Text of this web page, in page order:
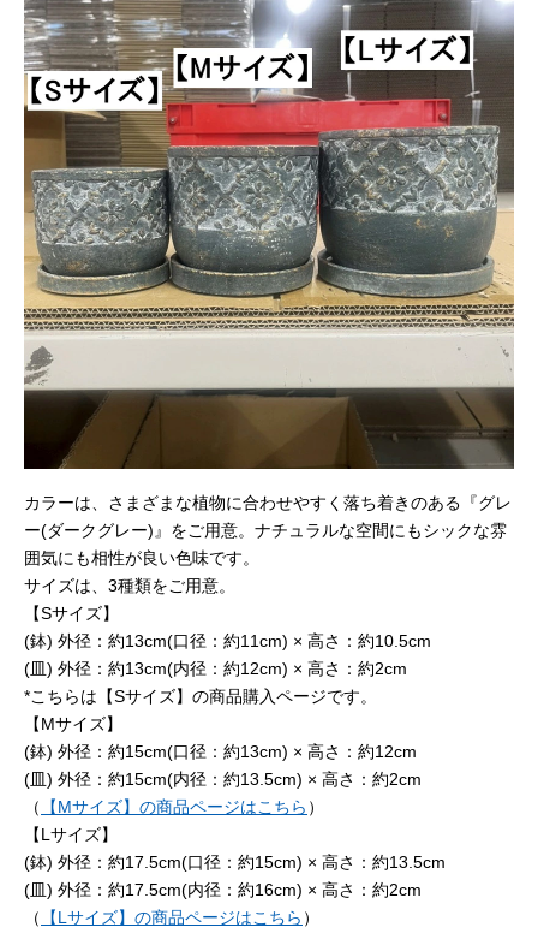
カラーは、さまざまな植物に合わせやすく落ち着きのある『グレ
ー(ダークグレー)』をご用意。ナチュラルな空間にもシックな雰
囲気にも相性が良い色味です。
サイズは、3種類をご用意。
【Sサイズ】
(鉢) 外径：約13cm(口径：約11cm) × 高さ：約10.5cm
(皿) 外径：約13cm(内径：約12cm) × 高さ：約2cm
*こちらは【Sサイズ】の商品購入ページです。
【Mサイズ】
(鉢) 外径：約15cm(口径：約13cm) × 高さ：約12cm
(皿) 外径：約15cm(内径：約13.5cm) × 高さ：約2cm
（
【Mサイズ】の商品ページはこちら ）
【Lサイズ】
(鉢) 外径：約17.5cm(口径：約15cm) × 高さ：約13.5cm
(皿) 外径：約17.5cm(内径：約16cm) × 高さ：約2cm
（
【Lサイズ】の商品ページはこちら ）